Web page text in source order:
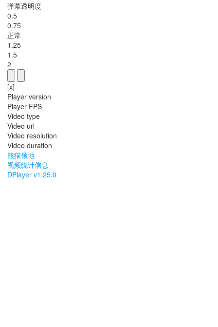
弹幕透明度
0.5
0.75
正常
1.25
1.5
2
[x]
Player version
Player FPS
Video type
Video url
Video resolution
Video duration
熊猫领地
视频统计信息
DPlayer v1.25.0